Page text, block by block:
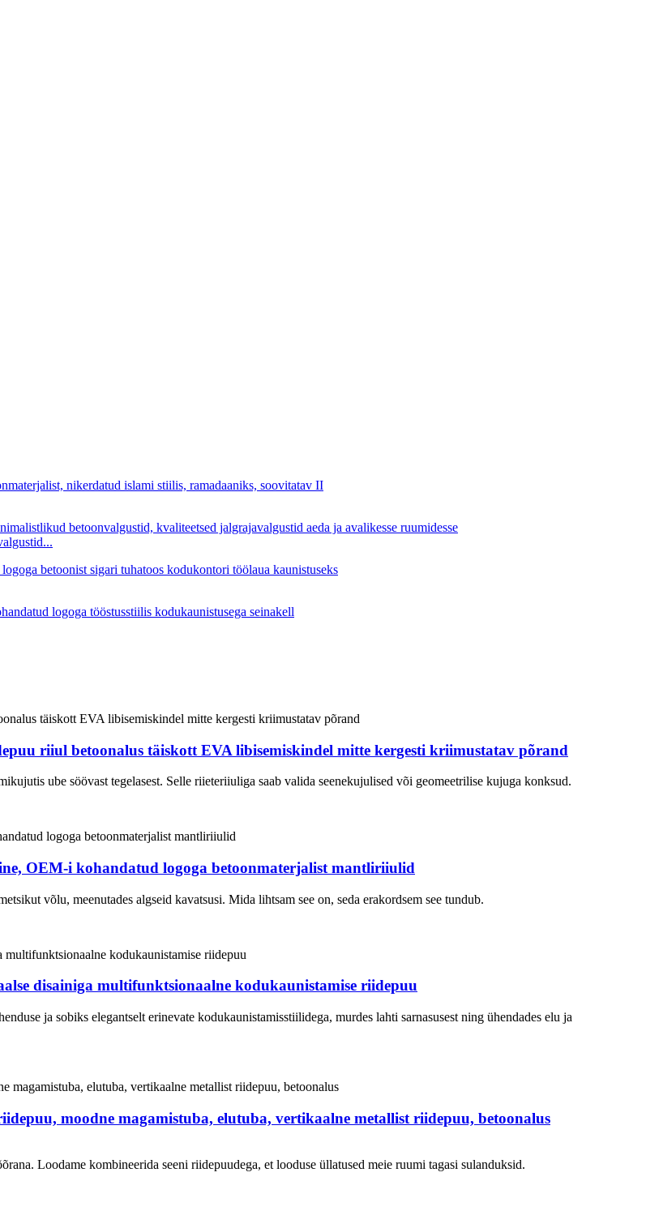
riiul betoonalus täiskott EVA libisemiskindel mitte kergesti kriimustatav põrand
ube söövast tegelasest. Selle riieteriiuliga saab valida seenekujulised või geomeetrilise kujuga konksud.
OEM-i kohandatud logoga betoonmaterjalist mantliriiulid
võlu, meenutades algseid kavatsusi. Mida lihtsam see on, seda erakordsem see tundub.
disainiga multifunktsionaalne kodukaunistamise riidepuu
ja sobiks elegantselt erinevate kodukaunistamisstiilidega, murdes lahti sarnasusest ning ühendades elu ja
moodne magamistuba, elutuba, vertikaalne metallist riidepuu, betoonalus
Loodame kombineerida seeni riidepuudega, et looduse üllatused meie ruumi tagasi sulanduksid.